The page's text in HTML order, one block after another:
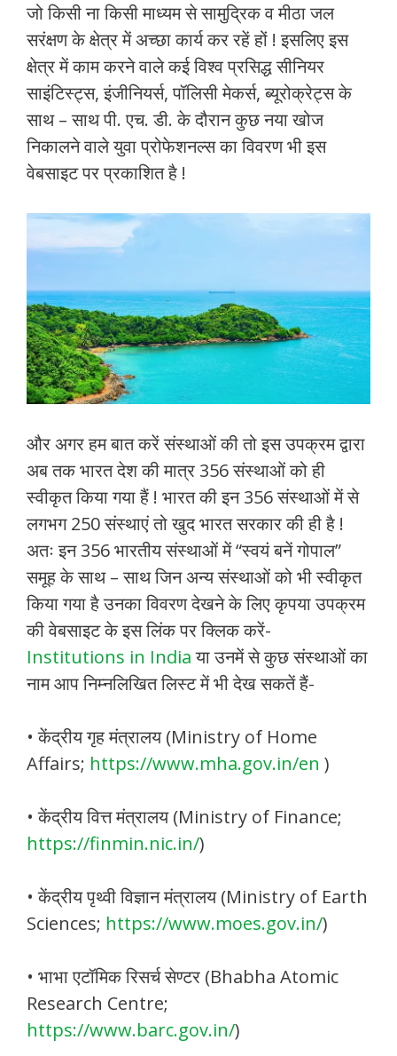
जो किसी ना किसी माध्यम से सामुद्रिक व मीठा जल
सरंक्षण के क्षेत्र में अच्छा कार्य कर रहें हों ! इसलिए इस
क्षेत्र में काम करने वाले कई विश्व प्रसिद्ध सीनियर
साइंटिस्ट्स, इंजीनियर्स, पॉलिसी मेकर्स, ब्यूरोक्रेट्स के
साथ – साथ पी. एच. डी. के दौरान कुछ नया खोज
निकालने वाले युवा प्रोफेशनल्स का विवरण भी इस
वेबसाइट पर प्रकाशित है !
और अगर हम बात करें संस्थाओं की तो इस उपक्रम द्वारा
अब तक भारत देश की मात्र 356 संस्थाओं को ही
स्वीकृत किया गया हैं ! भारत की इन 356 संस्थाओं में से
लगभग 250 संस्थाएं तो खुद भारत सरकार की ही है !
अतः इन 356 भारतीय संस्थाओं में “स्वयं बनें गोपाल”
समूह के साथ – साथ जिन अन्य संस्थाओं को भी स्वीकृत
किया गया है उनका विवरण देखने के लिए कृपया उपक्रम
की वेबसाइट के इस लिंक पर क्लिक करें-
Institutions in Indiaया उनमें से कुछ संस्थाओं का
नाम आप निम्नलिखित लिस्ट में भी देख सकतें हैं-
• केंद्रीय गृह मंत्रालय (Ministry of Home
Affairs; https://www.mha.gov.in/en )
• केंद्रीय वित्त मंत्रालय (Ministry of Finance;
https://finmin.nic.in/)
• केंद्रीय पृथ्वी विज्ञान मंत्रालय (Ministry of Earth
Sciences; https://www.moes.gov.in/)
• भाभा एटॉमिक रिसर्च सेण्टर (Bhabha Atomic
Research Centre;
https://www.barc.gov.in/)